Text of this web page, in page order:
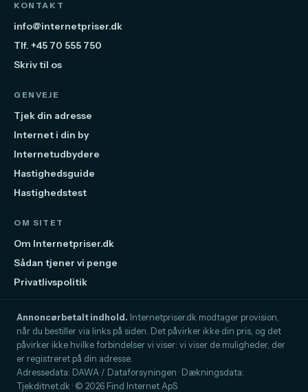
KONTAKT
info@internetpriser.dk
Tlf. +45 70 555 750
Skriv til os
GENVEJE
Tjek din adresse
Internet i din by
Internetudbydere
Hastighedsguide
Hastighedstest
OM SITET
Om Internetpriser.dk
Sådan tjener vi penge
Privatlivspolitik
Annoncørbetalt indhold. Internetpriser.dk modtager provision,
når du bestiller via links på siden. Det påvirker ikke din pris, og det
påvirker ikke hvilke forbindelser vi viser: vi viser de muligheder, der
er registreret på din adresse.
Adressedata: DAWA / Dataforsyningen · Dækningsdata:
Tjekditnet.dk · © 2026 Find Internet ApS